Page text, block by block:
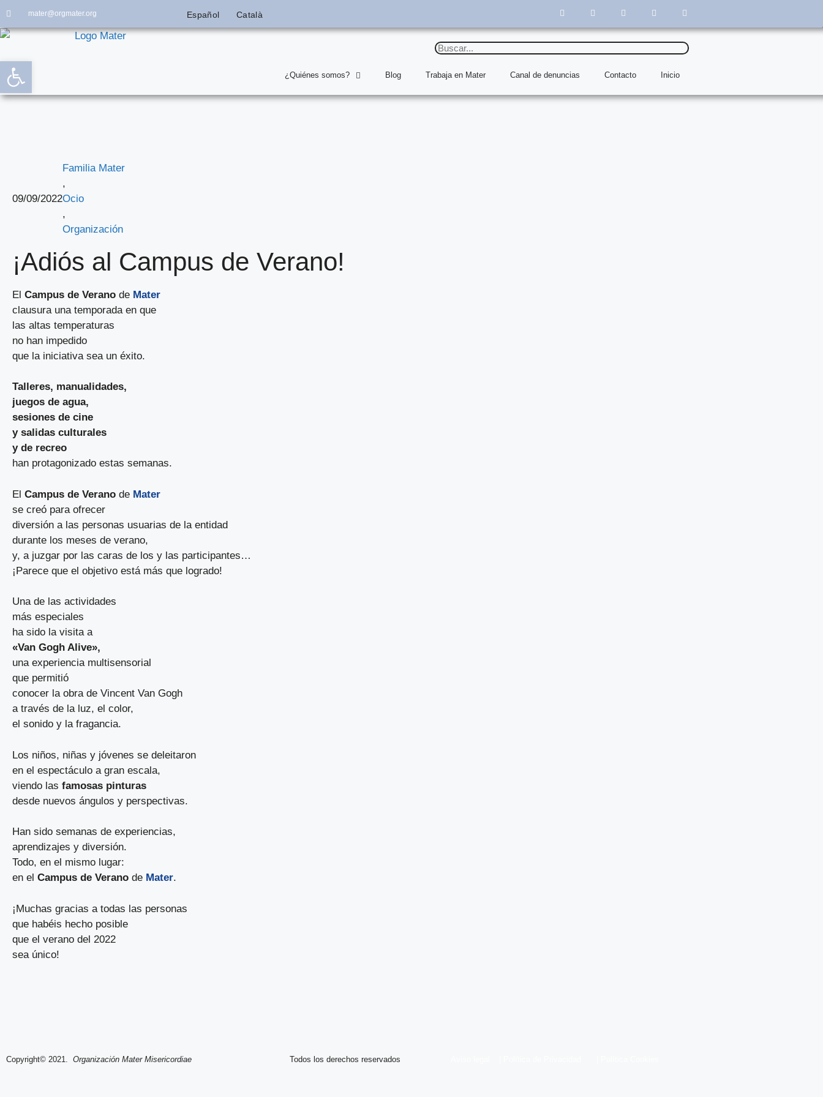
mater@orgmater.org Español Català
¿Quiénes somos? Blog Trabaja en Mater Canal de denuncias Contacto Inicio
09/09/2022
Familia Mater
,
Ocio
,
Organización
¡Adiós al Campus de Verano!
El Campus de Verano de Mater
clausura una temporada en que
las altas temperaturas
no han impedido
que la iniciativa sea un éxito.
Talleres, manualidades,
juegos de agua,
sesiones de cine
y salidas culturales
y de recreo
han protagonizado estas semanas.
El Campus de Verano de Mater
se creó para ofrecer
diversión a las personas usuarias de la entidad
durante los meses de verano,
y, a juzgar por las caras de los y las participantes…
¡Parece que el objetivo está más que logrado!
Una de las actividades
más especiales
ha sido la visita a
«Van Gogh Alive»,
una experiencia multisensorial
que permitió
conocer la obra de Vincent Van Gogh
a través de la luz, el color,
el sonido y la fragancia.
Los niños, niñas y jóvenes se deleitaron
en el espectáculo a gran escala,
viendo las famosas pinturas
desde nuevos ángulos y perspectivas.
Han sido semanas de experiencias,
aprendizajes y diversión.
Todo, en el mismo lugar:
en el Campus de Verano de Mater.
¡Muchas gracias a todas las personas
que habéis hecho posible
que el verano del 2022
sea único!
Copyright© 2021. Organización Mater Misericordiae Todos los derechos reservados
Abrir barra de herramientas